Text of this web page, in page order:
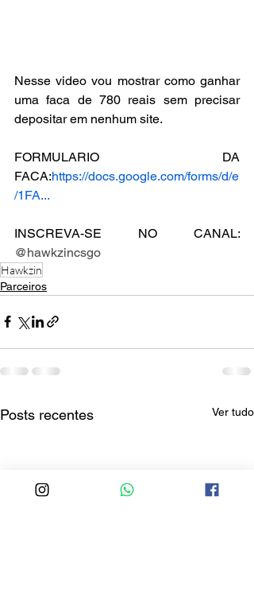
Nesse video vou mostrar como ganhar
uma faca de 780 reais sem precisar
depositar em nenhum site.
FORMULARIO DA
FACA:https://docs.google.com/forms/d/e
/1FA...
INSCREVA-SE NO CANAL:
@hawkzincsgo
Hawkzin
Parceiros
Posts recentes Ver tudo